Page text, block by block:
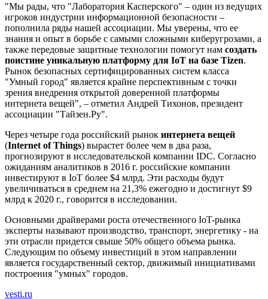
"Мы рады, что "Лаборатория Касперского" – один из ведущих
игроков индустрии информационной безопасности –
пополнила ряды нашей ассоциации. Мы уверены, что ее
знания и опыт в борьбе с самыми сложными киберугрозами, а
также передовые защитные технологии помогут нам создать
поистине уникальную платформу для IoT на базе Tizen.
Рынок безопасных сертифицированных систем класса
"Умный город" является крайне перспективным с точки
зрения внедрения открытой доверенной платформы
интернета вещей", – отметил Андрей Тихонов, президент
ассоциации "Тайзен.Ру".
Через четыре года российский рынок интернета вещей
(Internet of Things) вырастет более чем в два раза,
прогнозируют в исследовательской компании IDC. Согласно
ожиданиям аналитиков в 2016 г. российские компании
инвестируют в IoT более $4 млрд. Эти расходы будут
увеличиваться в среднем на 21,3% ежегодно и достигнут $9
млрд к 2020 г., говорится в исследовании.
Основными драйверами роста отечественного IoT-рынка
эксперты называют производство, транспорт, энергетику - на
эти отрасли придется свыше 50% общего объема рынка.
Следующим по объему инвестиций в этом направлении
является государственный сектор, движимый инициативами
построения "умных" городов.
vesti.ru